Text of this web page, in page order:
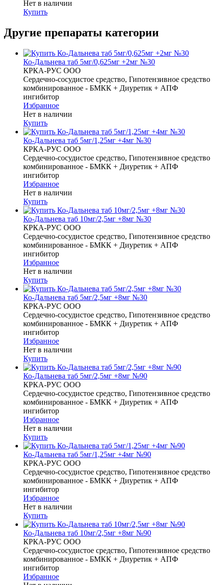
Нет в наличии
Купить
Другие препараты категории
Ко-Дальнева таб 5мг/0,625мг +2мг №30
КРКА-РУС ООО
Сердечно-сосудистое средство, Гипотензивное средство
комбинированное - БМКК + Диуретик + АПФ
ингибитор
Избранное
Нет в наличии
Купить
Ко-Дальнева таб 5мг/1,25мг +4мг №30
КРКА-РУС ООО
Сердечно-сосудистое средство, Гипотензивное средство
комбинированное - БМКК + Диуретик + АПФ
ингибитор
Избранное
Нет в наличии
Купить
Ко-Дальнева таб 10мг/2,5мг +8мг №30
КРКА-РУС ООО
Сердечно-сосудистое средство, Гипотензивное средство
комбинированное - БМКК + Диуретик + АПФ
ингибитор
Избранное
Нет в наличии
Купить
Ко-Дальнева таб 5мг/2,5мг +8мг №30
КРКА-РУС ООО
Сердечно-сосудистое средство, Гипотензивное средство
комбинированное - БМКК + Диуретик + АПФ
ингибитор
Избранное
Нет в наличии
Купить
Ко-Дальнева таб 5мг/2,5мг +8мг №90
КРКА-РУС ООО
Сердечно-сосудистое средство, Гипотензивное средство
комбинированное - БМКК + Диуретик + АПФ
ингибитор
Избранное
Нет в наличии
Купить
Ко-Дальнева таб 5мг/1,25мг +4мг №90
КРКА-РУС ООО
Сердечно-сосудистое средство, Гипотензивное средство
комбинированное - БМКК + Диуретик + АПФ
ингибитор
Избранное
Нет в наличии
Купить
Ко-Дальнева таб 10мг/2,5мг +8мг №90
КРКА-РУС ООО
Сердечно-сосудистое средство, Гипотензивное средство
комбинированное - БМКК + Диуретик + АПФ
ингибитор
Избранное